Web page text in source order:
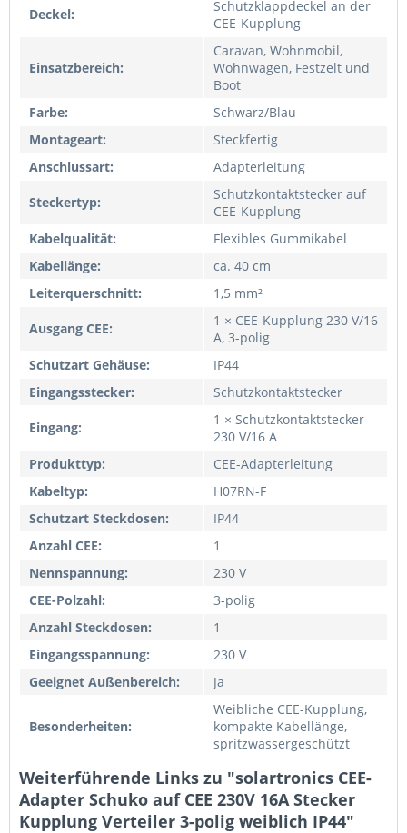
Deckel:
Schutzklappdeckel an der
CEE-Kupplung
Einsatzbereich:
Caravan, Wohnmobil,
Wohnwagen, Festzelt und
Boot
Farbe:
Schwarz/Blau
Montageart:
Steckfertig
Anschlussart:
Adapterleitung
Steckertyp:
Schutzkontaktstecker auf
CEE-Kupplung
Kabelqualität:
Flexibles Gummikabel
Kabellänge:
ca. 40 cm
Leiterquerschnitt:
1,5 mm²
Ausgang CEE:
1 × CEE-Kupplung 230 V/16
A, 3-polig
Schutzart Gehäuse:
IP44
Eingangsstecker:
Schutzkontaktstecker
Eingang:
1 × Schutzkontaktstecker
230 V/16 A
Produkttyp:
CEE-Adapterleitung
Kabeltyp:
H07RN-F
Schutzart Steckdosen:
IP44
Anzahl CEE:
1
Nennspannung:
230 V
CEE-Polzahl:
3-polig
Anzahl Steckdosen:
1
Eingangsspannung:
230 V
Geeignet Außenbereich:
Ja
Besonderheiten:
Weibliche CEE-Kupplung,
kompakte Kabellänge,
spritzwassergeschützt
Weiterführende Links zu "solartronics CEE-
Adapter Schuko auf CEE 230V 16A Stecker
Kupplung Verteiler 3-polig weiblich IP44"